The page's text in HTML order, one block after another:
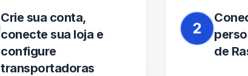
Crie sua conta,
conecte sua loja e
configure
transportadoras
2
de